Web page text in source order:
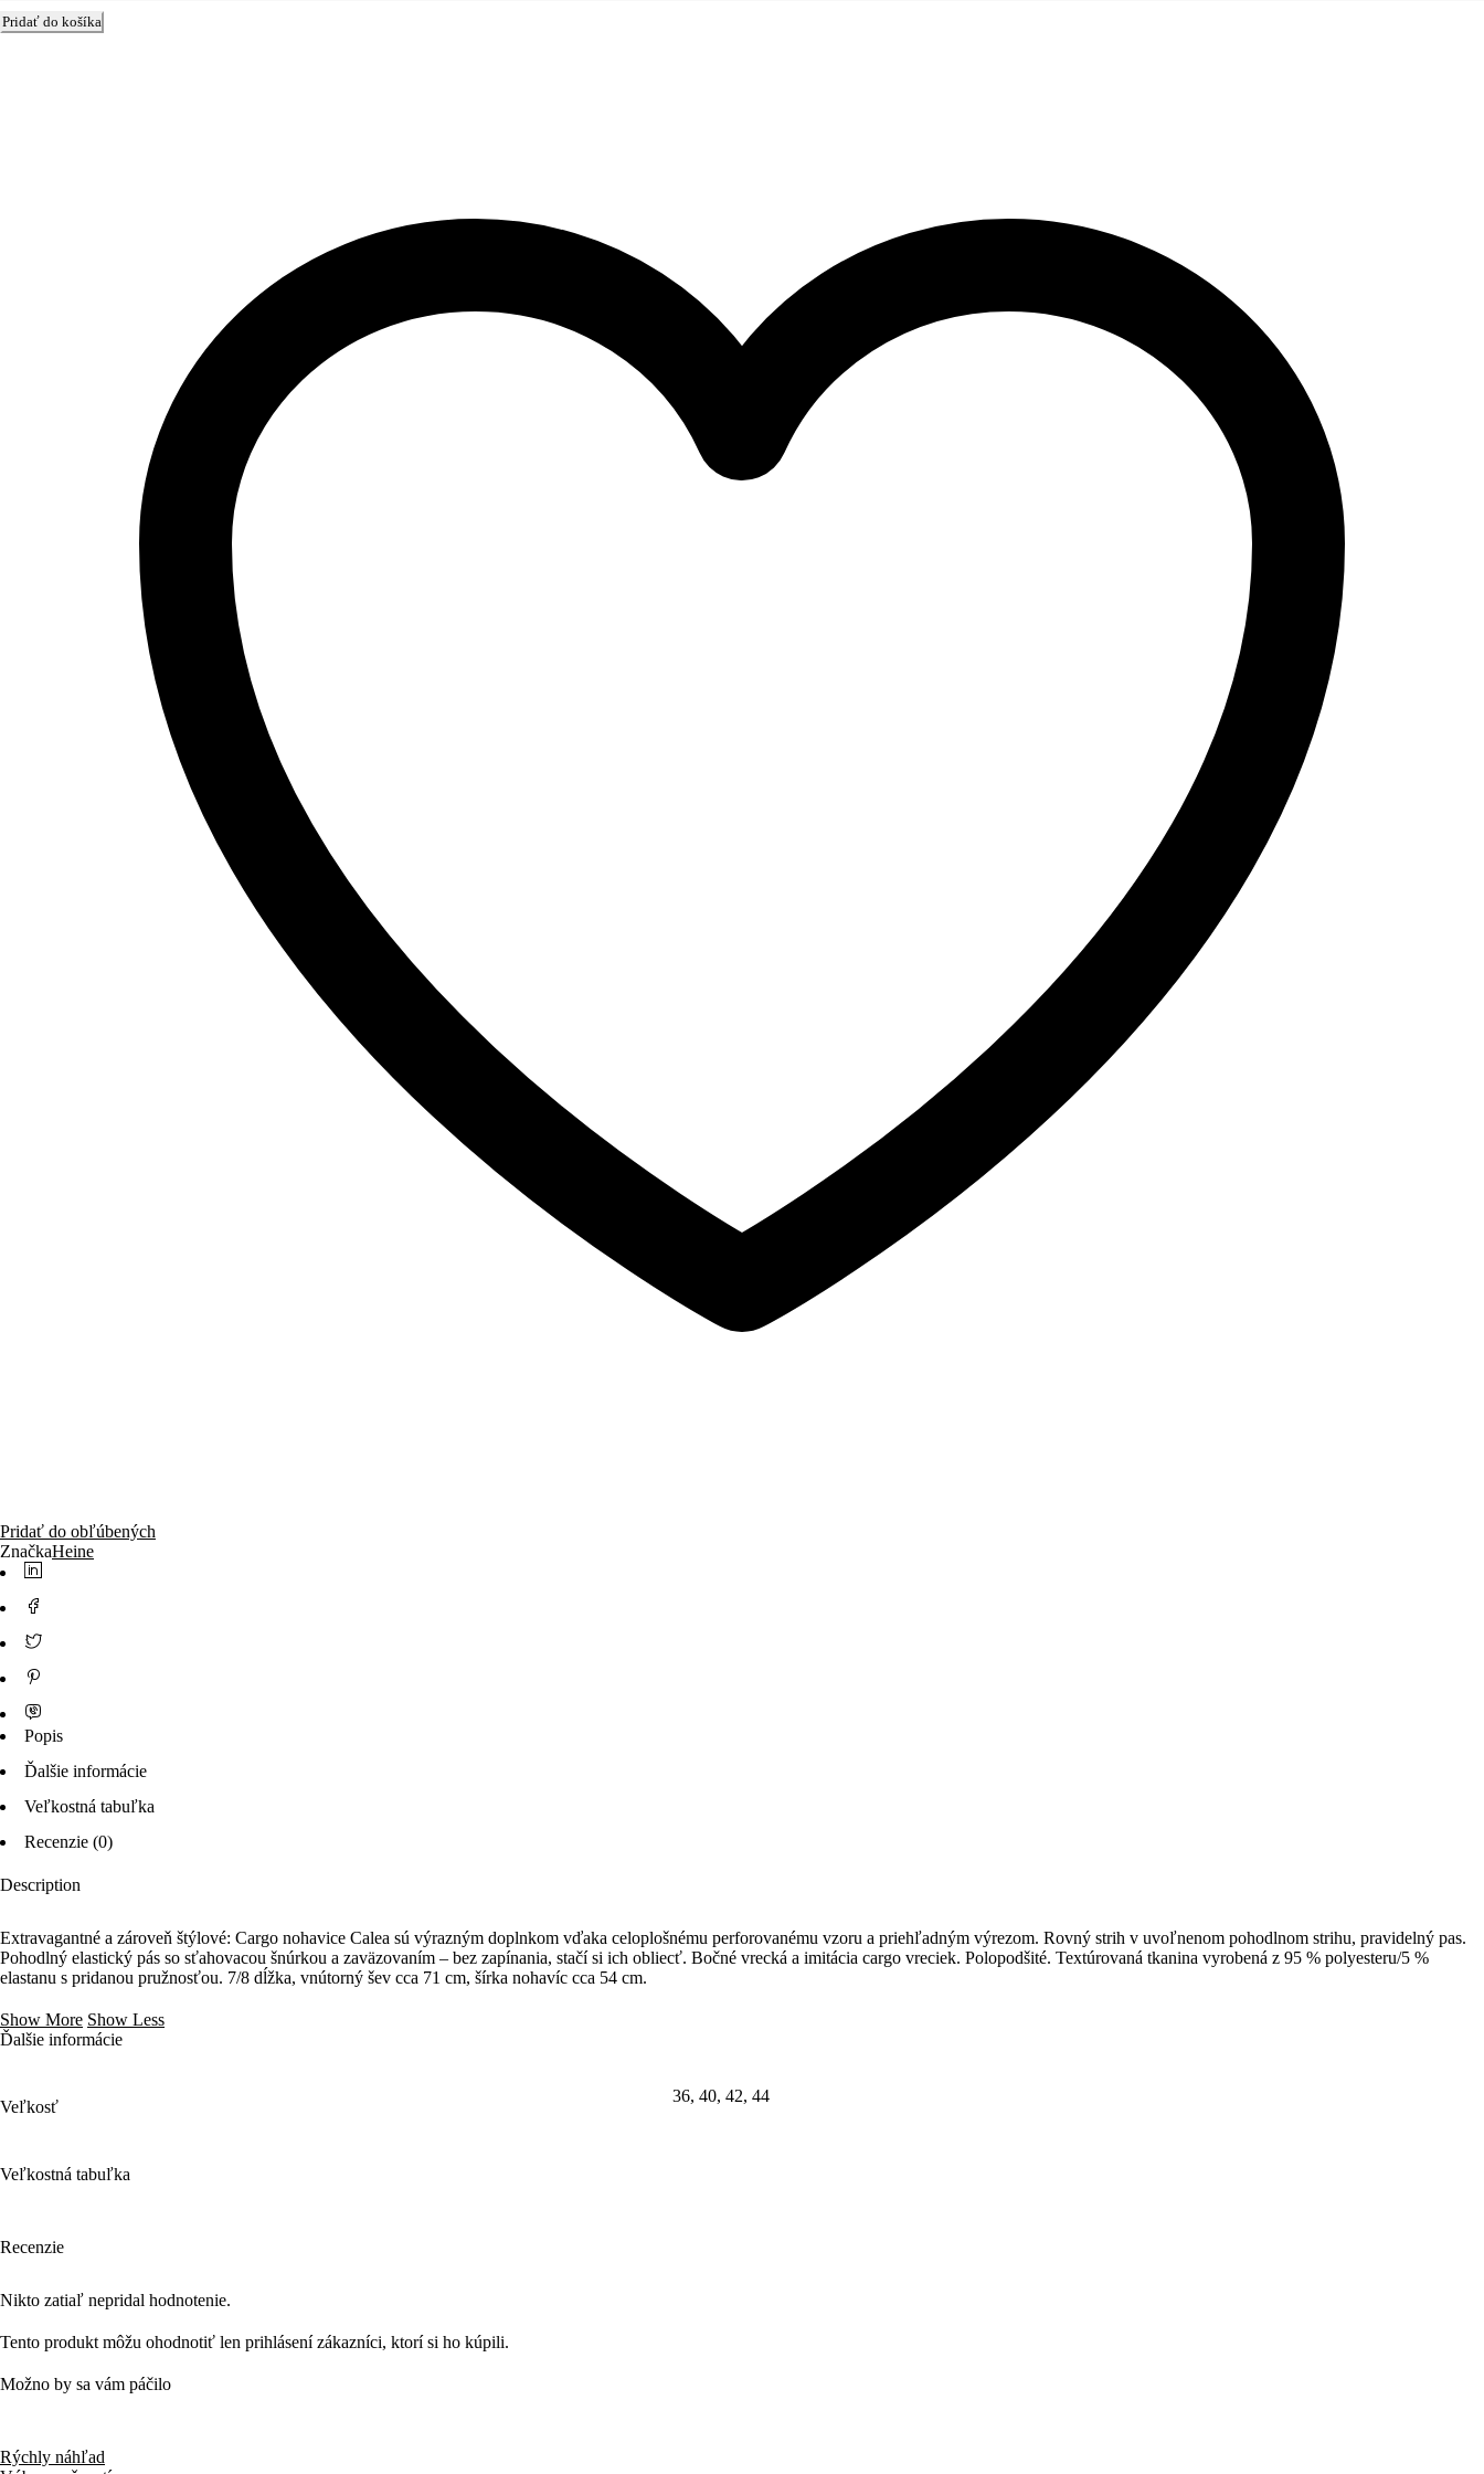
Pridať do košíka
Pridať do obľúbených
ZnačkaHeine
Popis
Ďalšie informácie
Veľkostná tabuľka
Recenzie (0)
Description
Extravagantné a zároveň štýlové: Cargo nohavice Calea sú výrazným doplnkom vďaka celoplošnému perforovanému vzoru a priehľadným výrezom. Rovný strih v uvoľnenom pohodlnom strihu, pravidelný pas.
Pohodlný elastický pás so sťahovacou šnúrkou a zaväzovaním – bez zapínania, stačí si ich obliecť. Bočné vrecká a imitácia cargo vreciek. Polopodšité. Textúrovaná tkanina vyrobená z 95 % polyesteru/5 %
elastanu s pridanou pružnosťou. 7/8 dĺžka, vnútorný šev cca 71 cm, šírka nohavíc cca 54 cm.
Show More Show Less
Ďalšie informácie
Veľkosť
36, 40, 42, 44
Veľkostná tabuľka
Recenzie
Nikto zatiaľ nepridal hodnotenie.
Tento produkt môžu ohodnotiť len prihlásení zákazníci, ktorí si ho kúpili.
Možno by sa vám páčilo
Rýchly náhľad